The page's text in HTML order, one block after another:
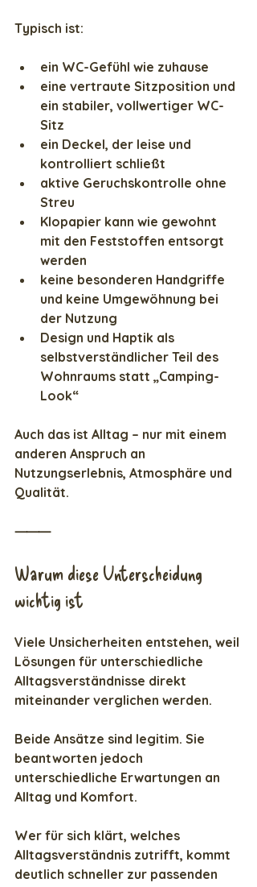
Typisch ist:
ein WC-Gefühl wie zuhause
eine vertraute Sitzposition und
ein stabiler, vollwertiger WC-
Sitz
ein Deckel, der leise und
kontrolliert schließt
aktive Geruchskontrolle ohne
Streu
Klopapier kann wie gewohnt
mit den Feststoffen entsorgt
werden
keine besonderen Handgriffe
und keine Umgewöhnung bei
der Nutzung
Design und Haptik als
selbstverständlicher Teil des
Wohnraums statt „Camping-
Look“
Auch das ist Alltag – nur mit einem
anderen Anspruch an
Nutzungserlebnis, Atmosphäre und
Qualität.
⸻
Warum diese Unterscheidung
wichtig ist
Viele Unsicherheiten entstehen, weil
Lösungen für unterschiedliche
Alltagsverständnisse direkt
miteinander verglichen werden.
Beide Ansätze sind legitim. Sie
beantworten jedoch
unterschiedliche Erwartungen an
Alltag und Komfort.
Wer für sich klärt, welches
Alltagsverständnis zutrifft, kommt
deutlich schneller zur passenden